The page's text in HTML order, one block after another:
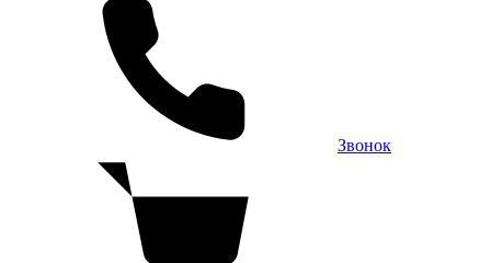
Звонок